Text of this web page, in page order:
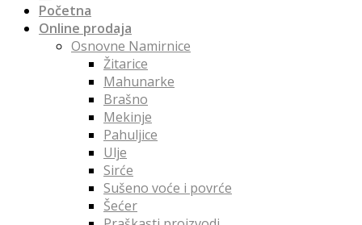
Početna
Online prodaja
Osnovne Namirnice
Žitarice
Mahunarke
Brašno
Mekinje
Pahuljice
Ulje
Sirće
Sušeno voće i povrće
Šećer